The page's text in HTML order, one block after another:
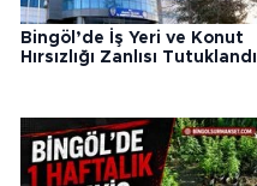
Bingöl’de İş Yeri ve Konut
Hırsızlığı Zanlısı Tutuklandı